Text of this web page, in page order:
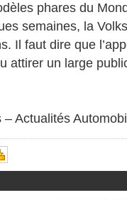
phares du
semaines, la
Il faut dire que
attirer un large
Actualités